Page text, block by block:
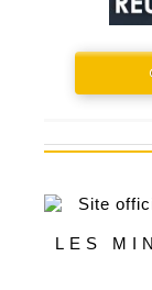
LES